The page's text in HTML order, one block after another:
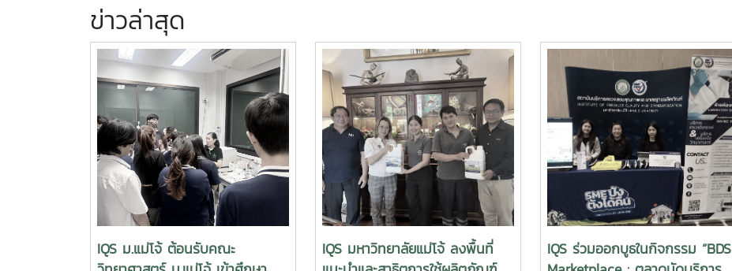
ข่าวล่าสุด
IQS ม.แม่โจ้ ต้อนรับคณะ
IQS มหาวิทยาลัยแม่โจ้ ลงพื้นที่
IQS ร่วมออกบูธในกิจกรรม “BDS